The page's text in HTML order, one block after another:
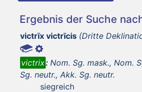
Ergebnis der Suche
victrīx victrīcis (Dritte
victrix: Nom. Sg. mask., Nom.
Sg. neutr., Akk. Sg. neutr.
siegreich